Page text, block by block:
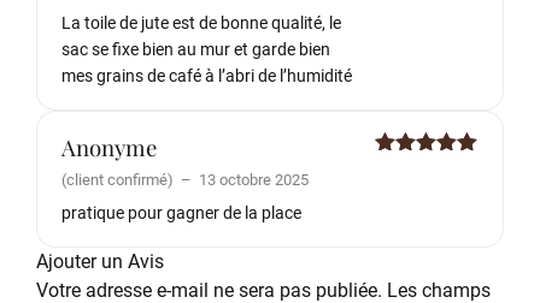
La toile de jute est de bonne qualité, le
sac se fixe bien au mur et garde bien
mes grains de café à l’abri de l’humidité
Anonyme
(client confirmé) – 13 octobre 2025
pratique pour gagner de la place
Ajouter un Avis
Votre adresse e-mail ne sera pas publiée. Les champs